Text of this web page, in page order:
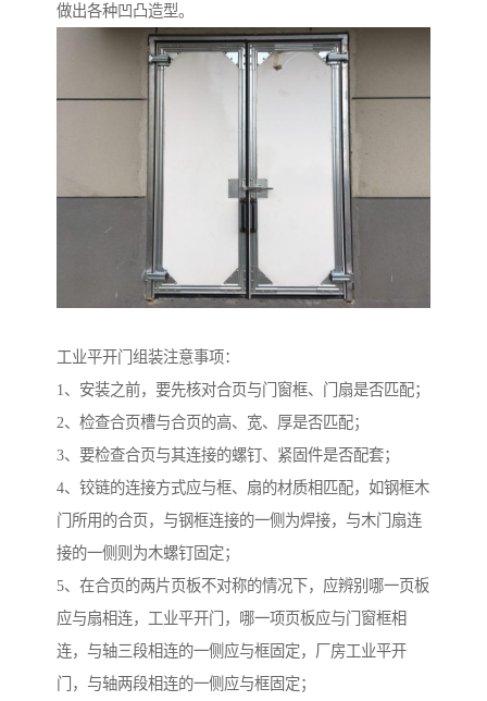
做出各种凹凸造型。
工业平开门组装注意事项：
1、安装之前，要先核对合页与门窗框、门扇是否匹配；
2、检查合页槽与合页的高、宽、厚是否匹配；
3、要检查合页与其连接的螺钉、紧固件是否配套；
4、铰链的连接方式应与框、扇的材质相匹配，如钢框木
门所用的合页，与钢框连接的一侧为焊接，与木门扇连
接的一侧则为木螺钉固定；
5、在合页的两片页板不对称的情况下，应辨别哪一页板
应与扇相连，工业平开门，哪一项页板应与门窗框相
连，与轴三段相连的一侧应与框固定，厂房工业平开
门，与轴两段相连的一侧应与框固定；